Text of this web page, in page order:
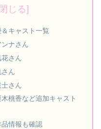
＆キャスト一覧
ナさん
さん
ん
さん
桃香など追加キャスト
品情報も確認